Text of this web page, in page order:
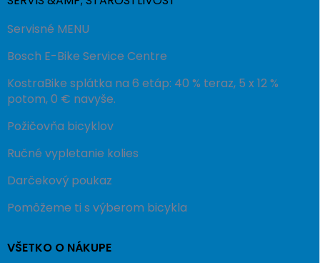
Servisné MENU
Bosch E-Bike Service Centre
KostraBike splátka na 6 etáp: 40 % teraz, 5 x 12 %
potom, 0 € navyše.
Požičovňa bicyklov
Ručné vypletanie kolies
Darčekový poukaz
Pomôžeme ti s výberom bicykla
VŠETKO O NÁKUPE